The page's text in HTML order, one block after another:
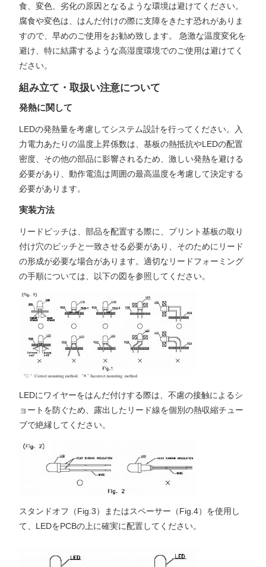
食、変色、劣化の原因となるような環境は避けてください。
腐食や変色は、はんだ付けの際に支障をきたす恐れがありま
すので、早めのご使用をお勧め致します。 急激な温度変化を
避け、特に結露するような高湿度環境でのご使用は避けてく
ださい。
組み立て・取扱い注意について
発熱に関して
LEDの発熱量を考慮してシステム設計を行ってください。入
力電力あたりの温度上昇係数は、基板の熱抵抗やLEDの配置
密度、その他の部品に影響されるため、激しい発熱を避ける
必要があり、動作電流は周囲の最高温度を考慮して決定する
必要があります。
実装方法
リードピッチは、部品を配置する際に、プリント基板の取り
付け穴のピッチと一致させる必要があり、そのためにリード
の形成が必要な場合があります。適切なリードフォーミング
の手順については、以下の図を参照してください。
LEDにワイヤーをはんだ付けする際は、不慮の接触によるシ
ョートを防ぐため、露出したリード線を個別の熱収縮チュー
ブで絶縁してください。
スタンドオフ（Fig.3）またはスペーサー（Fig.4）を使用し
て、LEDをPCBの上に確実に配置してください。